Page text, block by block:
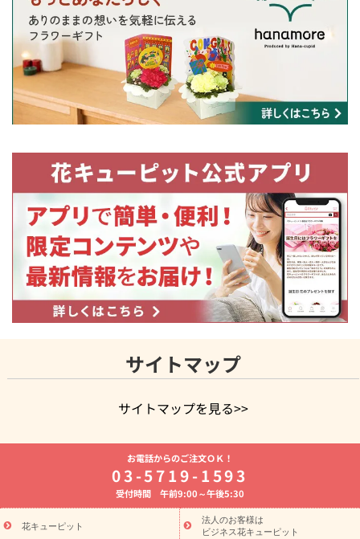
サイトマップ
サイトマップを見る>>
よく贈られる花
お祝いの花特集
誕生日フラワーギフト特集
8月の誕生花(トルコキキョウ)
開店・開業祝い
お供え・お悔やみ お供え・お悔やみの花
通夜・葬儀に贈る花 胡蝶蘭・花鉢
ーブドフラワー
季節のイベント
ひまわり ギフト・プレゼント
特集
お盆 花（新盆・初盆） 季節のイベント
お盆 花（新
お電話からのご注文ＯＫ！
03-5719-1593
受付時間 午前9:00～午後5:30
花キューピット
法人のお客様は
ビジネス花キューピット